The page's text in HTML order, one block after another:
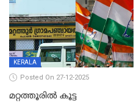
KERALA
Posted On 27-12-2025
മറ്റത്തൂരിൽ കൂട്ട